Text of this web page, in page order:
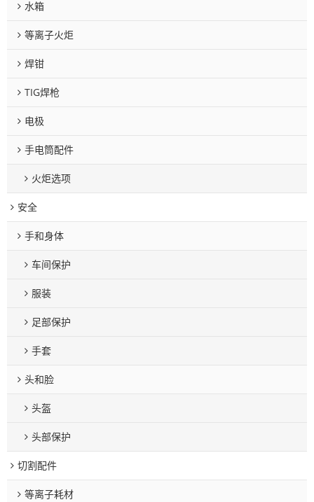
水箱
等离子火炬
焊钳
TIG焊枪
电极
手电筒配件
火炬选项
安全
手和身体
车间保护
服装
足部保护
手套
头和脸
头盔
头部保护
切割配件
等离子耗材